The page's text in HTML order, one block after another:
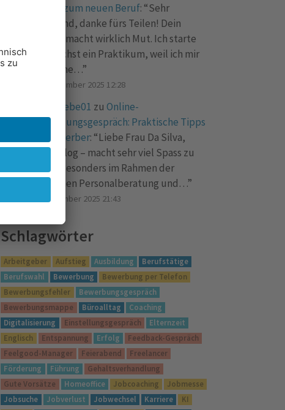
Übung zum neuen Beruf: “Sehr
spannend, danke fürs Teilen! Dein
Bericht macht wirklich Mut. Ich starte
demnächst ein Praktikum, weil ich mir
auch eine…”
15. September 2025 12:28
Bueroliebe01 zu Online-
Vorstellungsgespräch: Praktische Tipps
für Bewerber: “Liebe Frau Da Silva,
toller Blog – macht sehr viel Spass zu
lesen! Besonders im Rahmen der
modernen Personalberatung und…”
1. September 2025 21:43
Schlagwörter
Arbeitgeber Aufstieg Ausbildung
Berufstätige
Berufswahl
Bewerbung
Bewerbung per Telefon
Bewerbungsfehler
Bewerbungsgespräch
Bewerbungsmappe
Büroalltag
Coaching
Digitalisierung
Einstellungsgespräch
Elternzeit
Englisch
Entspannung Erfolg
Feedback-Gespräch
Feelgood-Manager
Feierabend
Freelancer
Förderung
Führung
Gehaltsverhandlung
Gute Vorsätze
Homeoffice Jobcoaching
Jobmesse
Jobsuche
Jobverlust Jobwechsel Karriere
KI